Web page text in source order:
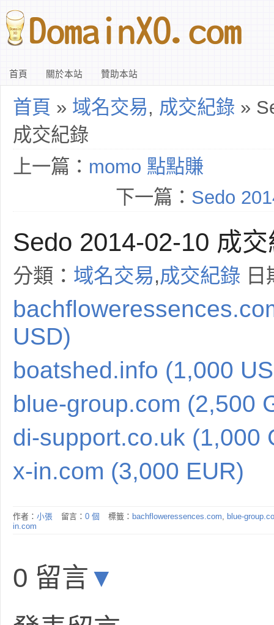
首頁 關於本站 贊助本站
首頁 » 域名交易, 成交紀錄 »
成交紀錄
上一篇： momo 點點賺
下一篇： Sedo
Sedo 2014-02-10 成
分類： 域名交易,成交紀錄
USD)
boatshed.info (1,000
blue-group.com (2,500
di-support.co.uk (1,000
x-in.com (3,000 EUR)
作者： 小張 留言： 0 個 標籤： bachfloweressences.com, blue-
in.com
0 留言 ▼